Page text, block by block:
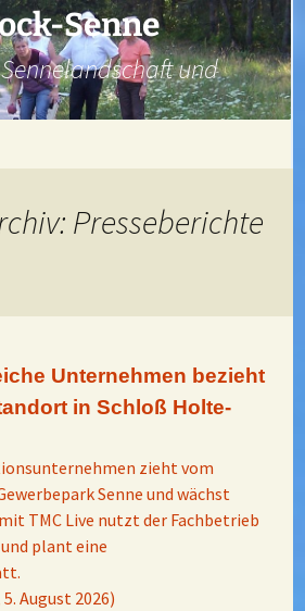
Senne
und
Presseberichte
Unternehmen bezieht
in Schloß Holte-
zieht vom
Senne und wächst
TMC Live nutzt der Fachbetrieb
plant eine
August 2026)